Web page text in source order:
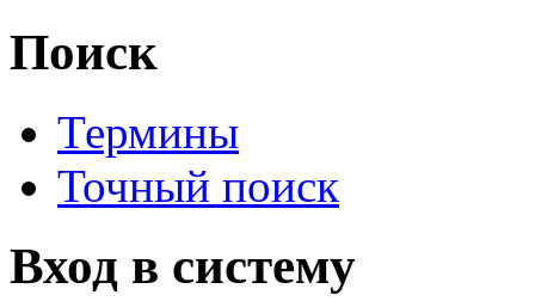
Поиск
Термины
Точный поиск
Вход в систему